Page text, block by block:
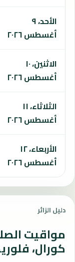
الأحد، ٩
أغسطس ٢٠٢٦
الاثنين، ١٠
أغسطس ٢٠٢٦
الثلاثاء، ١١
أغسطس ٢٠٢٦
الأربعاء، ١٢
أغسطس ٢٠٢٦
دليل الزائر
مواقيت
كورال،